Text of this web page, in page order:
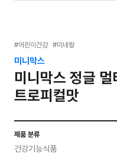
#어린이건강 #미네랄
미니막스
미니막스 정글
트로피컬맛
제품 분류
건강기능식품